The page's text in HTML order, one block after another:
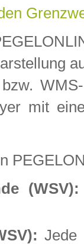
mit
(WSV):
Jede